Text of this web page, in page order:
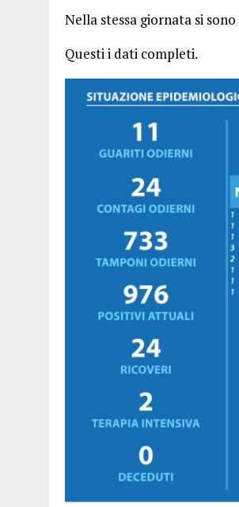
Nella stessa giornata si sono
Questi i dati completi.